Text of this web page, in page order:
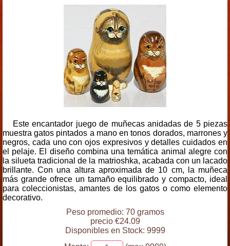
Este encantador juego de muñecas anidadas de 5 piezas
muestra gatos pintados a mano en tonos dorados, marrones y
negros, cada uno con ojos expresivos y detalles cuidados en
el pelaje. El diseño combina una temática animal alegre con
la silueta tradicional de la matrioshka, acabada con un lacado
brillante. Con una altura aproximada de 10 cm, la muñeca
más grande ofrece un tamaño equilibrado y compacto, ideal
para coleccionistas, amantes de los gatos o como elemento
decorativo.
Peso promedio: 70 gramos
precio €24.09
Disponibles en Stock: 9999